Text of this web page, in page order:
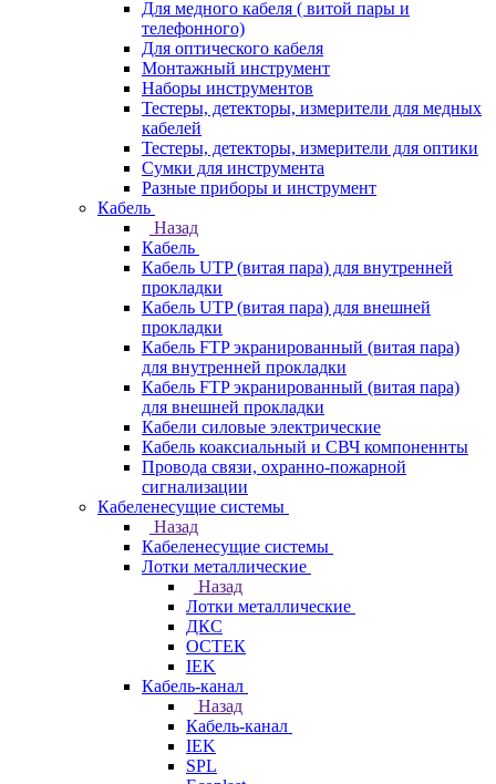
Для медного кабеля ( витой пары и
телефонного)
Для оптического кабеля
Монтажный инструмент
Наборы инструментов
Тестеры, детекторы, измерители для медных
кабелей
Тестеры, детекторы, измерители для оптики
Сумки для инструмента
Разные приборы и инструмент
Кабель
Назад
Кабель
Кабель UTP (витая пара) для внутренней
прокладки
Кабель UTP (витая пара) для внешней
прокладки
Кабель FTP экранированный (витая пара)
для внутренней прокладки
Кабель FTP экранированный (витая пара)
для внешней прокладки
Кабели силовые электрические
Кабель коаксиальный и СВЧ компоненнты
Провода связи, охранно-пожарной
сигнализации
Кабеленесущие системы
Назад
Кабеленесущие системы
Лотки металлические
Назад
Лотки металлические
ДКС
ОСТЕК
IEK
Кабель-канал
Назад
Кабель-канал
IEK
SPL